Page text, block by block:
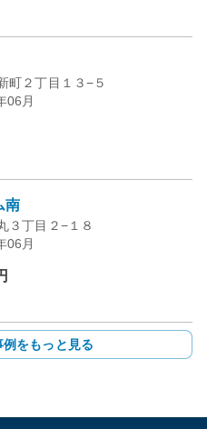
町２丁目１３−５
06月
南
３丁目２−１８
06月
をもっと見る